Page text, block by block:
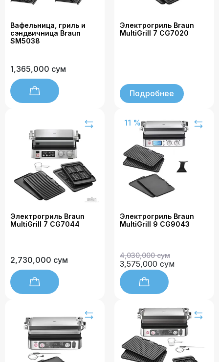
Вафельница, гриль и
сэндвичница Braun
SM5038
1,365,000 сум
Электрогриль Braun
MultiGrill 7 CG7020
Подробнее
Электрогриль Braun
MultiGrill 7 CG7044
2,730,000 сум
11 %
Электрогриль Braun
MultiGrill 9 CG9043
4,030,000 сум
3,575,000 сум